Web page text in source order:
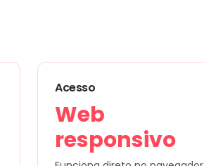
Acesso
Web
responsivo